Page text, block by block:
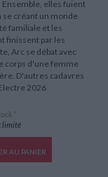
Ensemble, elles fuient
créant un monde
familiale et les
finissent par les
Arc se débat avec
corps d'une femme
D'autres cadavres
2026
*
limité
AU PANIER